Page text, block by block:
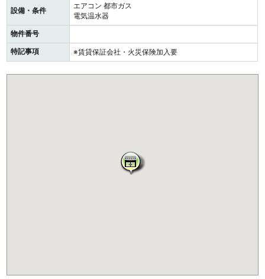
設備・条件
エアコン 都市ガス
電気温水器
物件番号
特記事項
※賃貸保証会社・火災保険加入要